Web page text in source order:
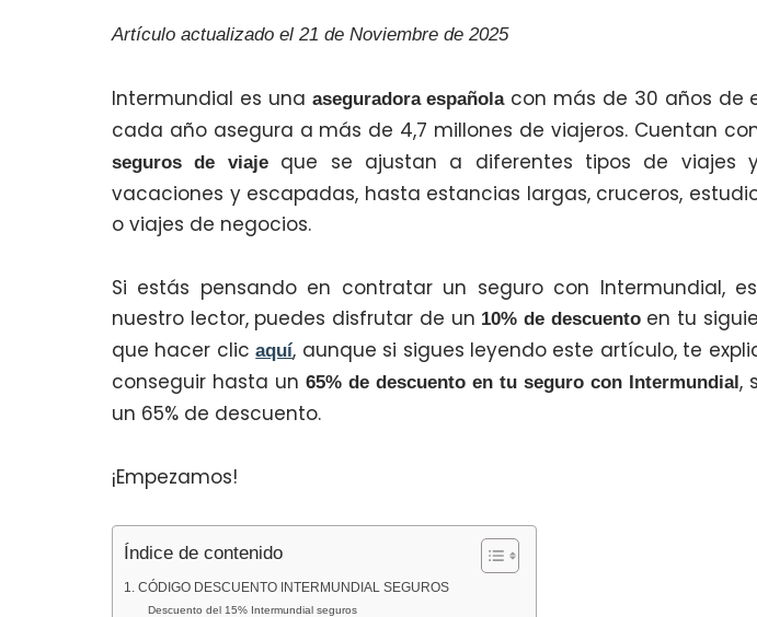
Artículo actualizado el 21 de Noviembre de 2025
Intermundial es una aseguradora españolacon más de 30 años de
cada año asegura a más de 4,7 millones de viajeros. Cuentan
seguros de viajeque se ajustan a diferentes tipos de viajes y
vacaciones y escapadas, hasta estancias largas, cruceros,
o viajes de negocios.
Si estás pensando en contratar un seguro con Intermundial,
nuestro lector, puedes disfrutar de un 10% de descuentoen tu
que hacer clicaquí, aunque si sigues leyendo este artículo, te
conseguir hasta un 65% de descuento en tu seguro con Intermundial,
un 65% de descuento.
¡Empezamos!
Índice de contenido
1. CÓDIGO DESCUENTO INTERMUNDIAL SEGUROS
Descuento del 15% Intermundial seguros